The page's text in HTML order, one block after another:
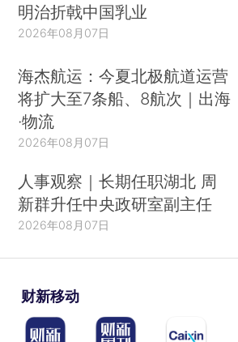
明治折戟中国乳业
2026年08月07日
海杰航运：今夏北极航道运营
将扩大至7条船、8航次｜出海
·物流
2026年08月07日
人事观察｜长期任职湖北 周
新群升任中央政研室副主任
2026年08月07日
财新移动